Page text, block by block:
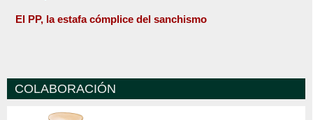
El PP, la estafa cómplice del sanchismo
COLABORACIÓN